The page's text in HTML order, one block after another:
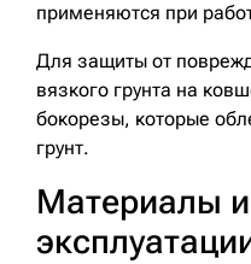
применяются при
Для защиты от
вязкого грунта на
бокорезы, которые
грунт.
Материалы